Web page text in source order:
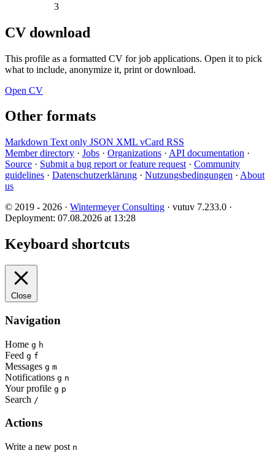
3
CV download
This profile as a formatted CV for job applications. Open it to pick
what to include, anonymize it, print or download.
Open CV
Other formats
Markdown Text only JSON XML vCard RSS
Member directory · Jobs · Organizations · API documentation ·
Source · Submit a bug report or feature request · Community
guidelines · Datenschutzerklärung · Nutzungsbedingungen · About
us
© 2019 - 2026 · Wintermeyer Consulting · vutuv 7.233.0 ·
Deployment: 07.08.2026 at 13:28
Keyboard shortcuts
Close
Navigation
Home g h
Feed g f
Messages g m
Notifications g n
Your profile g p
Search /
Actions
Write a new post n